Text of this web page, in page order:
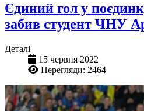
Єдиний гол у
забив студент ЧНУ
Деталі
15 червня 2022
Перегляди: 2464